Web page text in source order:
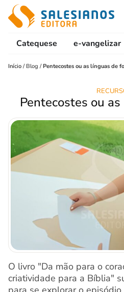
Catequese e-vangelizar
Início / Blog /Pentecostes ou as línguas de
Pentecostes ou
O livro "Da mão para o
criatividade para a Bíblia"